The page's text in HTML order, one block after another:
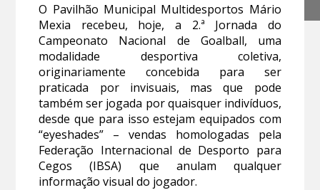
O Pavilhão Municipal Multidesportos Mário
Mexia recebeu, hoje, a 2.ª Jornada do
Campeonato Nacional de Goalball, uma
modalidade desportiva coletiva,
originariamente concebida para ser
praticada por invisuais, mas que pode
também ser jogada por quaisquer indivíduos,
desde que para isso estejam equipados com
“eyeshades” – vendas homologadas pela
Federação Internacional de Desporto para
Cegos (IBSA) que anulam qualquer
informação visual do jogador.